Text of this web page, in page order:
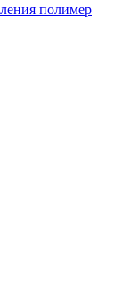
полимер